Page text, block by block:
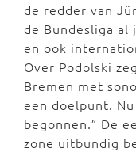
de redder van
de Bundesliga al
en ook
Over Podolski
Bremen met
een doelpunt.
begonnen.” De
zone uitbundig